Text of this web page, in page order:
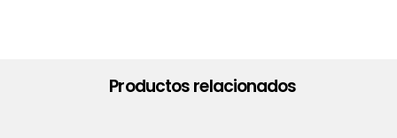
Productos relacionados